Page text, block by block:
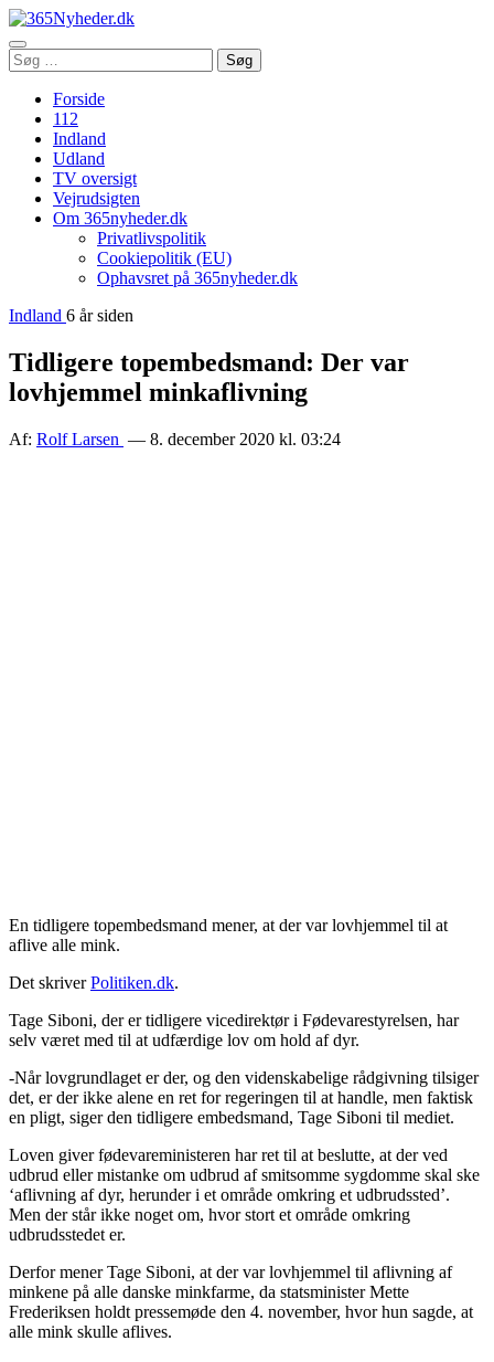
Åbn
menu
Søg
efter:
Søg
Forside
112
Indland
Udland
TV oversigt
Vejrudsigten
Om 365nyheder.dk
Privatlivspolitik
Cookiepolitik (EU)
Ophavsret på 365nyheder.dk
Indland 6 år siden
Tidligere topembedsmand: Der var
lovhjemmel minkaflivning
Af: Rolf Larsen — 8. december 2020 kl. 03:24
En tidligere topembedsmand mener, at der var lovhjemmel til at
aflive alle mink.
Det skriverPolitiken.dk.
Tage Siboni, der er tidligere vicedirektør i Fødevarestyrelsen, har
selv været med til at udfærdige lov om hold af dyr.
-Når lovgrundlaget er der, og den videnskabelige rådgivning tilsiger
det, er der ikke alene en ret for regeringen til at handle, men faktisk
en pligt, siger den tidligere embedsmand, Tage Siboni til mediet.
Loven giver fødevareministeren har ret til at beslutte, at der ved
udbrud eller mistanke om udbrud af smitsomme sygdomme skal ske
‘aflivning af dyr, herunder i et område omkring et udbrudssted’.
Men der står ikke noget om, hvor stort et område omkring
udbrudsstedet er.
Derfor mener Tage Siboni, at der var lovhjemmel til aflivning af
minkene på alle danske minkfarme, da statsminister Mette
Frederiksen holdt pressemøde den 4. november, hvor hun sagde, at
alle mink skulle aflives.